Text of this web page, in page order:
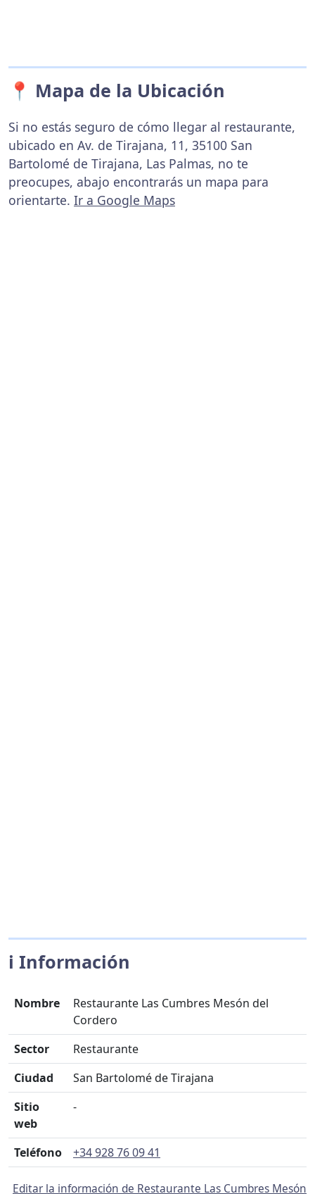
📍 Mapa de la Ubicación
Si no estás seguro de cómo llegar al restaurante,
ubicado en Av. de Tirajana, 11, 35100 San
Bartolomé de Tirajana, Las Palmas, no te
preocupes, abajo encontrarás un mapa para
orientarte. Ir a Google Maps
ℹ️ Información
Nombre
Restaurante Las Cumbres Mesón del
Cordero
Sector
Restaurante
Ciudad
San Bartolomé de Tirajana
Sitio
web
-
Teléfono +34 928 76 09 41
Editar la información de Restaurante Las Cumbres Mesón